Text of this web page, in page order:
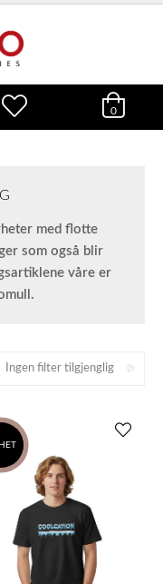
0
med flotte
som også blir
våre er
Ingen filter tilgjenglig